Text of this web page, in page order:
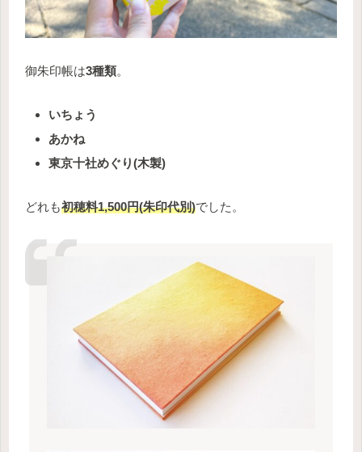
御朱印帳は3種類。
いちょう
あかね
東京十社めぐり(木製)
どれも初穂料1,500円(朱印代別)でした。